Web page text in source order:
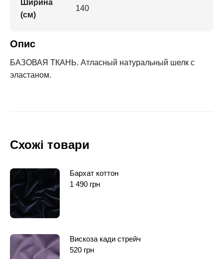
Ширина
(см)
140
Опис
БАЗОВАЯ ТКАНЬ. Атласный натуральный шелк с
эластаном.
Схожі товари
Бархат коттон
1 490 грн
Вискоза кади стрейч
520 грн